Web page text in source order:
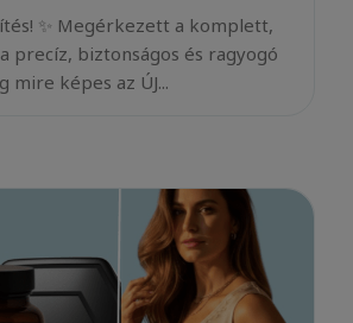
✨ Megérkezett a komplett,
precíz, biztonságos és ragyogó
képes az ÚJ...